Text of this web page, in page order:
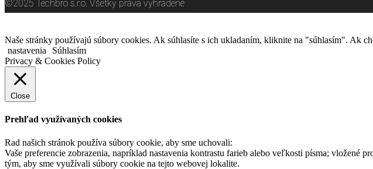
©2025 Techbro s.r.o. Všetky práva vyhradené
Naše stránky používajú súbory cookies. Ak súhlasíte s ich ukladaním, kliknite na "súhlasím". Ak
nastavenia
Súhlasím
Privacy & Cookies Policy
Close
Prehľad využívaných cookies
Rad našich stránok používa súbory cookie, aby sme uchovali:
Vaše preferencie zobrazenia, napríklad nastavenia kontrastu farieb alebo veľkosti písma; vložené
tým, aby sme využívali súbory cookie na tejto webovej lokalite.